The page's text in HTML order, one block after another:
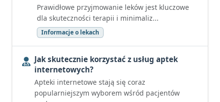
Prawidłowe przyjmowanie leków jest kluczowe
dla skuteczności terapii i minimaliz...
Informacje o lekach
Jak skutecznie korzystać z usług aptek
internetowych?
Apteki internetowe stają się coraz
popularniejszym wyborem wśród pacjentów